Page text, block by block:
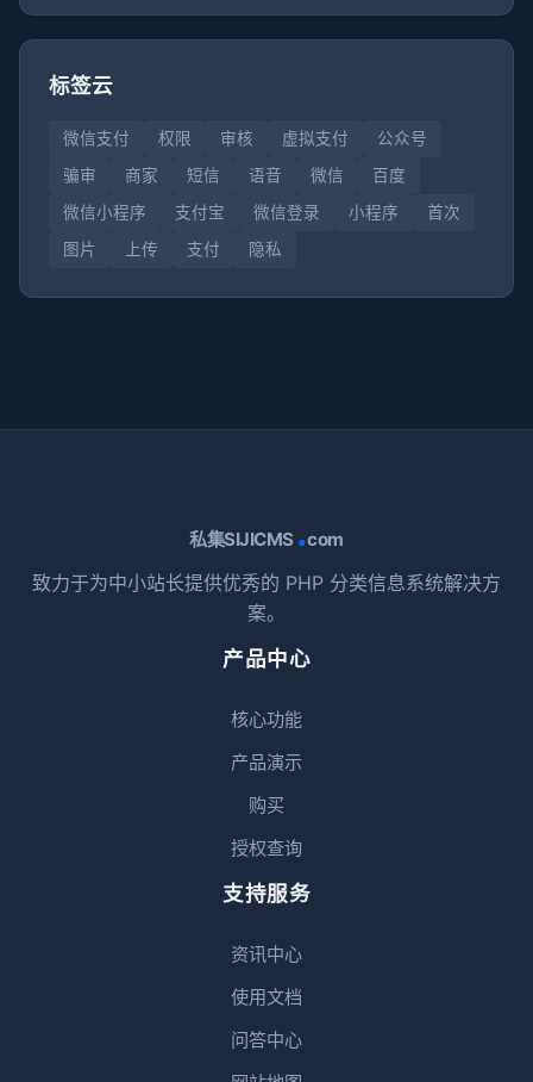
标签云
微信支付 权限 审核 虚拟支付
公众号
骗审
商家 短信 语音 微信
百度
微信小程序
支付宝 微信登录 小程序
首次
图片
上传 支付 隐私
私集SIJICMS .com
致力于为中小站长提供优秀的 PHP 分类信息系统解决方
案。
产品中心
核心功能
产品演示
购买
授权查询
支持服务
资讯中心
使用文档
问答中心